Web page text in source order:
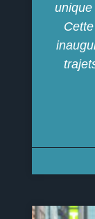
unique